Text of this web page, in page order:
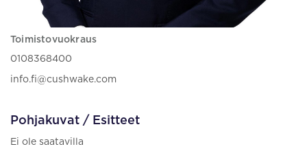
Toimistovuokraus
0108368400
info.fi@cushwake.com
Pohjakuvat / Esitteet
Ei ole saatavilla